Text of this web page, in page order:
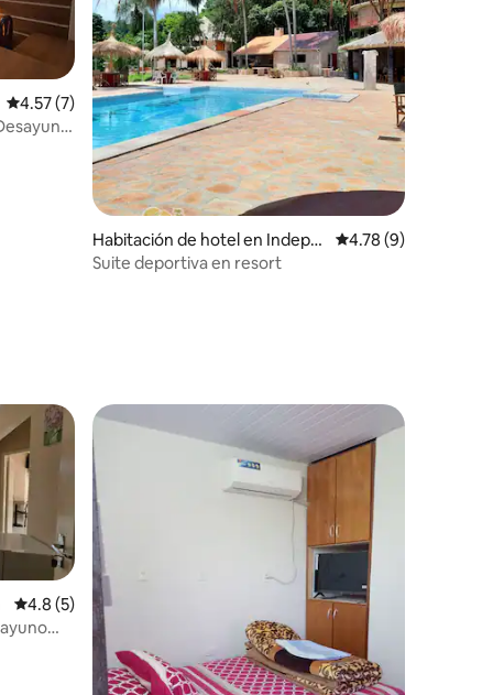
Calificación promedio: 4.57 de 5, 7 reseñas
4.57 (7)
Habitación de hotel en Indepe
ndencia
Calificación
4.78 (9)
Suite deportiva en resort
Calificación promedio: 4.8 de 5, 5 reseñas
4.8 (5)